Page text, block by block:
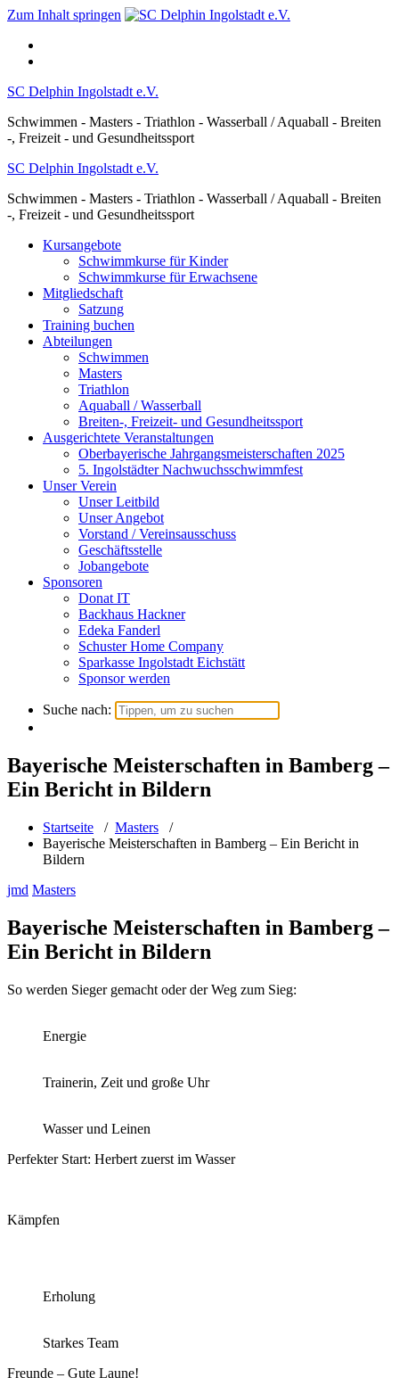
Zum Inhalt springen
SC Delphin Ingolstadt e.V.
Schwimmen - Masters - Triathlon - Wasserball / Aquaball - Breiten
-, Freizeit - und Gesundheitssport
SC Delphin Ingolstadt e.V.
Schwimmen - Masters - Triathlon - Wasserball / Aquaball - Breiten
-, Freizeit - und Gesundheitssport
Kursangebote
Schwimmkurse für Kinder
Schwimmkurse für Erwachsene
Mitgliedschaft
Satzung
Training buchen
Abteilungen
Schwimmen
Masters
Triathlon
Aquaball / Wasserball
Breiten-, Freizeit- und Gesundheitssport
Ausgerichtete Veranstaltungen
Oberbayerische Jahrgangsmeisterschaften 2025
5. Ingolstädter Nachwuchsschwimmfest
Unser Verein
Unser Leitbild
Unser Angebot
Vorstand / Vereinsausschuss
Geschäftsstelle
Jobangebote
Sponsoren
Donat IT
Backhaus Hackner
Edeka Fanderl
Schuster Home Company
Sparkasse Ingolstadt Eichstätt
Sponsor werden
Suche nach:
Bayerische Meisterschaften in Bamberg –
Ein Bericht in Bildern
Startseite / Masters /
Bayerische Meisterschaften in Bamberg – Ein Bericht in
Bildern
jmd Masters
Bayerische Meisterschaften in Bamberg –
Ein Bericht in Bildern
So werden Sieger gemacht oder der Weg zum Sieg:
Energie
Trainerin, Zeit und große Uhr
Wasser und Leinen
Perfekter Start: Herbert zuerst im Wasser
Kämpfen
Erholung
Starkes Team
Freunde – Gute Laune!